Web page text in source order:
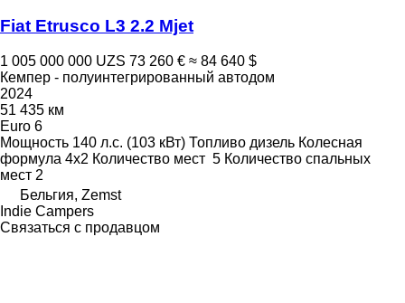
Fiat Etrusco L3 2.2 Mjet
1 005 000 000 UZS 73 260 € ≈ 84 640 $
Кемпер - полуинтегрированный автодом
2024
51 435 км
Euro 6
Мощность 140 л.с. (103 кВт) Топливо дизель Колесная
формула 4x2 Количество мест 5 Количество спальных
мест 2
Бельгия, Zemst
Indie Campers
Связаться с продавцом